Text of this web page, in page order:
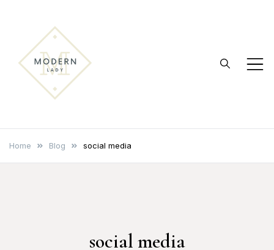
content
modernlady.pl
Home Blog social media
social media